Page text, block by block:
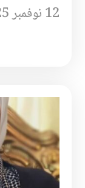
12 نوفمبر 2025